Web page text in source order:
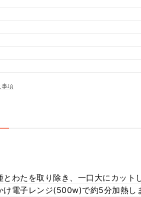
項
わたを取り除き、一口大にカット
電子レンジ(500w)で約5分加熱し